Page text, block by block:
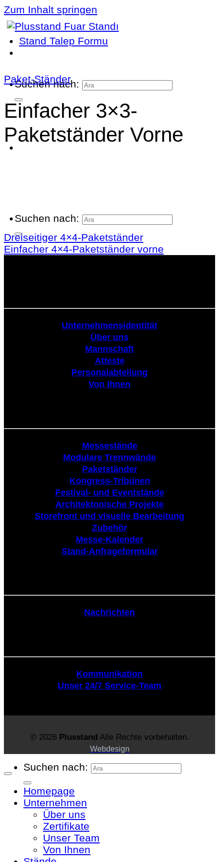
Zum Inhalt springen
Stand Talep Formu
Suchen nach:
Suchen nach:
Paket-Ständer
Einfacher 3×3-
Paketständer Vorne
Dreiseitiger 4×4-Paketständer
Einfacher 4×4-Paketständer vorne
Unternehmensidentität
Über uns
Mannschaft
Atteste
Personalabteilung
Von Ihnen
Messestände
Modulare Trennwände
Paketständer
Kongress-Tribünen
Festival- und Eventstände
Architektonische Projekte
Storefront und visuelle Bearbeitung
Zubehör
Messe-Kalender
Stand-Anfrageformular
Nachrichten
Kommunikation
Unser 24/7 Service-Team
© 2026 Plusstand Alle Rechte vorbehalten.
Webdesign
Suchen nach:
Homepage
Unternehmen
Über uns
Zertifikate
Unser Team
Von Ihnen